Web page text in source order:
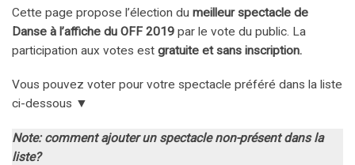
Cette page propose l’élection du meilleur spectacle de
Danse à l’affiche du OFF 2019 par le vote du public. La
participation aux votes est gratuite et sans inscription.
Vous pouvez voter pour votre spectacle préféré dans la liste
ci-dessous ▼
Note: comment ajouter un spectacle non-présent dans la
liste?